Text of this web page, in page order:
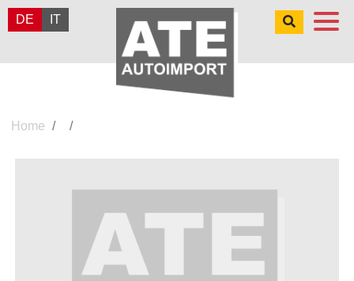
DE IT
Home